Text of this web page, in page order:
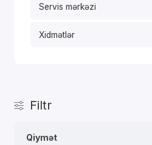
Servis mərkəzi
Xidmətlər
Filtr
Qiymət